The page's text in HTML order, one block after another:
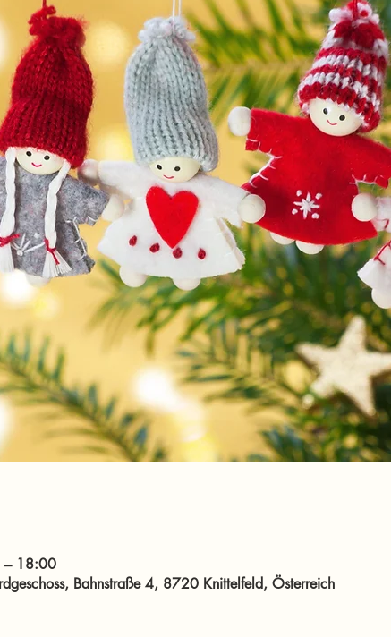
18:00
Bahnstraße 4, 8720 Knittelfeld, Österreich